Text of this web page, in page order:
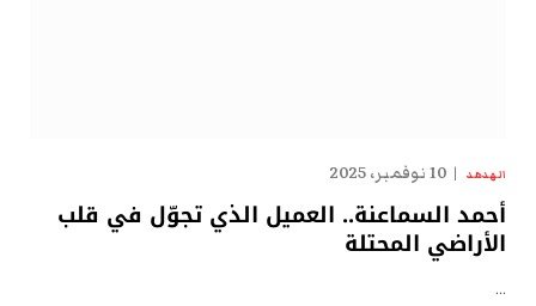
الهدهد 10 نوفمبر، 2025
أحمد السماعنة.. العميل الذي تجوّل في قلب
الأراضي المحتلة
…